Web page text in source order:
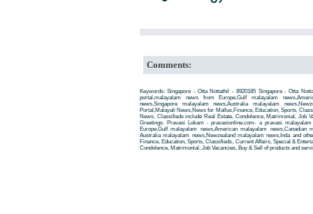
Comments:
Keywords: Singapore - Otta Nottathil - 8920185 Singapore - Otta
portal,malayalam news from Europe,Gulf malayalam
news,Singapore malayalam news,Australia malayalam
Portal,Malayali News,News for Mallus,Finance, Education, Sports,
News. Classifieds include Real Estate, Condolence, Matrimonial, Job
Greetings. Pravasi Lokam - pravasionline.com- a pravasi
Europe,Gulf malayalam news,American malayalam news,Canadian
Australia malayalam news,Newzealand malayalam news,Inda and
Finance, Education, Sports, Classifieds, Current Affairs, Special &
Condolence, Matrimonial, Job Vacancies, Buy & Sell of products and